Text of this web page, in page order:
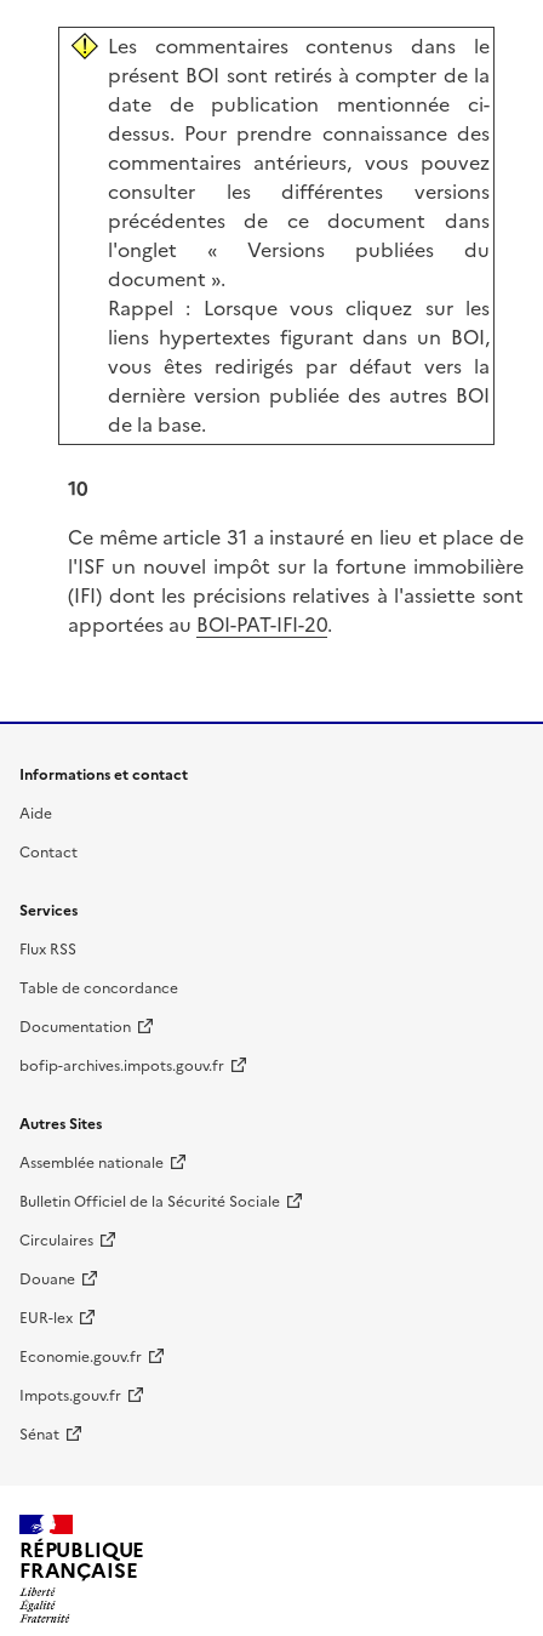
Les commentaires contenus dans le
présent BOI sont retirés à compter de la
date de publication mentionnée ci-
dessus. Pour prendre connaissance des
commentaires antérieurs, vous pouvez
consulter les différentes versions
précédentes de ce document dans
l'onglet « Versions publiées du
document ».
Rappel : Lorsque vous cliquez sur les
liens hypertextes figurant dans un BOI,
vous êtes redirigés par défaut vers la
dernière version publiée des autres BOI
de la base.
10
Ce même article 31 a instauré en lieu et place de
l'ISF un nouvel impôt sur la fortune immobilière
(IFI) dont les précisions relatives à l'assiette sont
apportées au BOI-PAT-IFI-20.
Informations et contact
Aide
Contact
Services
Flux RSS
Table de concordance
Documentation
bofip-archives.impots.gouv.fr
Autres Sites
Assemblée nationale
Bulletin Officiel de la Sécurité Sociale
Circulaires
Douane
EUR-lex
Economie.gouv.fr
Impots.gouv.fr
Sénat
RÉPUBLIQUE
FRANÇAISE